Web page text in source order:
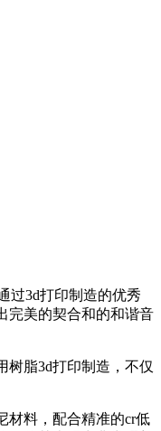
过3d打印制造的优秀
完美的契合和的和谐音
树脂3d打印制造，不仅
材料，配合精准的cr低